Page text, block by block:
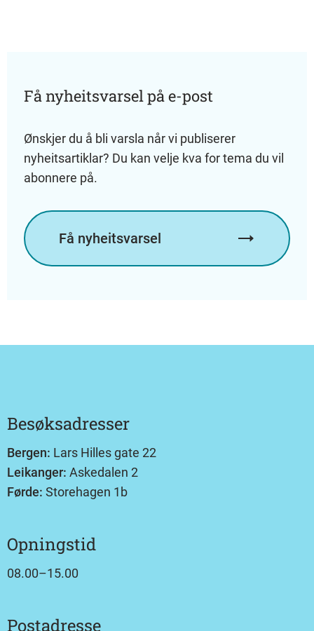
Få nyheitsvarsel på e-post
Ønskjer du å bli varsla når vi publiserer
nyheitsartiklar? Du kan velje kva for tema du vil
abonnere på.
Få nyheitsvarsel
Besøksadresser
Bergen: Lars Hilles gate 22
Leikanger: Askedalen 2
Førde: Storehagen 1b
Opningstid
08.00–15.00
Postadresse